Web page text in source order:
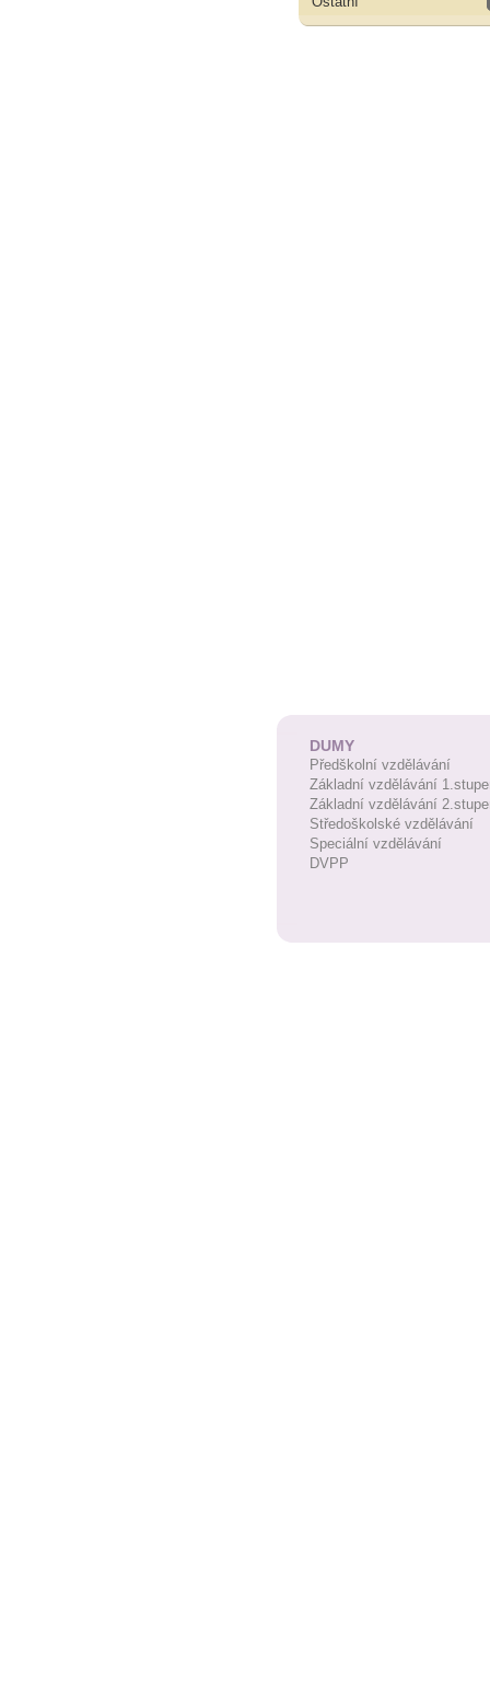
DUMY
Předškolní vzdělávání
Základní vzdělávání
Základní vzdělávání
Středoškolské vzdělávání
Speciální vzdělávání
DVPP